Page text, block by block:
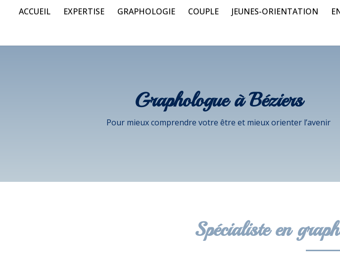
ACCUEIL EXPERTISE GRAPHOLOGIE COUPLE JEUNES-ORIENTATION
Graphologue à Béziers
Pour mieux comprendre votre être et mieux orienter l’avenir
Spécialiste en